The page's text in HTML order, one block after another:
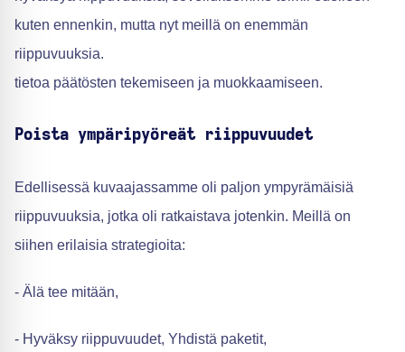
kuten ennenkin, mutta nyt meillä on enemmän
riippuvuuksia.
tietoa päätösten tekemiseen ja muokkaamiseen.
Poista ympäripyöreät riippuvuudet
Edellisessä kuvaajassamme oli paljon ympyrämäisiä
riippuvuuksia, jotka oli ratkaistava jotenkin. Meillä on
siihen erilaisia strategioita:
- Älä tee mitään,
- Hyväksy riippuvuudet, Yhdistä paketit,